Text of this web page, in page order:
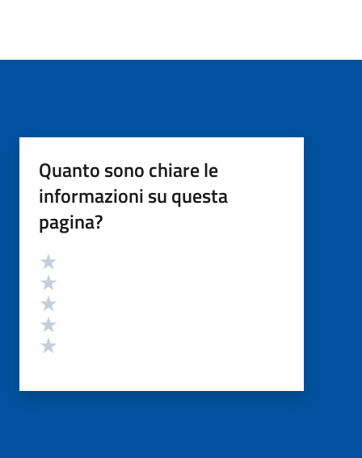
Quanto sono chiare le
informazioni su questa
pagina?
Valutazione